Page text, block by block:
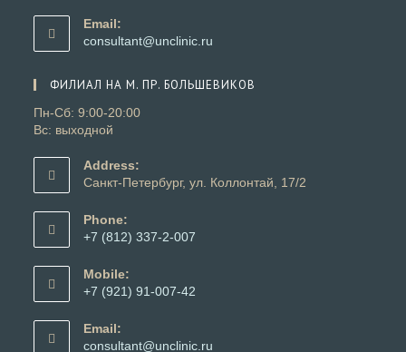
в
вашем
Email:
consultant@unclinic.ru
приложении
ФИЛИАЛ НА М. ПР. БОЛЬШЕВИКОВ
Пн-Сб: 9:00-20:00
Вс: выходной
Address:
Санкт-Петербург, ул. Коллонтай, 17/2
Phone:
+7 (812) 337-2-007
в
вашем
Mobile:
+7 (921) 91-007-42
в
вашем
Email:
consultant@unclinic.ru